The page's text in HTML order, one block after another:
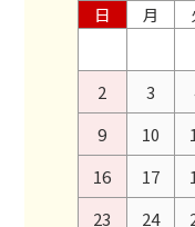
日 月
2
3
9
10
16
17
23
24